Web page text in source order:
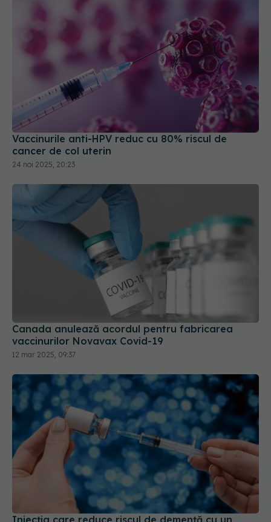
Vaccinurile anti-HPV reduc cu 80% riscul de
cancer de col uterin
24 noi 2025, 20:23
Canada anulează acordul pentru fabricarea
vaccinurilor Novavax Covid-19
12 mar 2025, 09:37
Injecția care reduce riscul de demență cu un